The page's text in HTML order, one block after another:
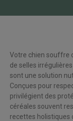
Votre chien souffre
de selles irrégulières
sont une solution
Conçues pour
privilégient des
céréales souvent
recettes